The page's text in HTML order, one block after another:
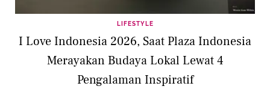
LIFESTYLE
I Love Indonesia 2026, Saat Plaza Indonesia
Merayakan Budaya Lokal Lewat 4
Pengalaman Inspiratif